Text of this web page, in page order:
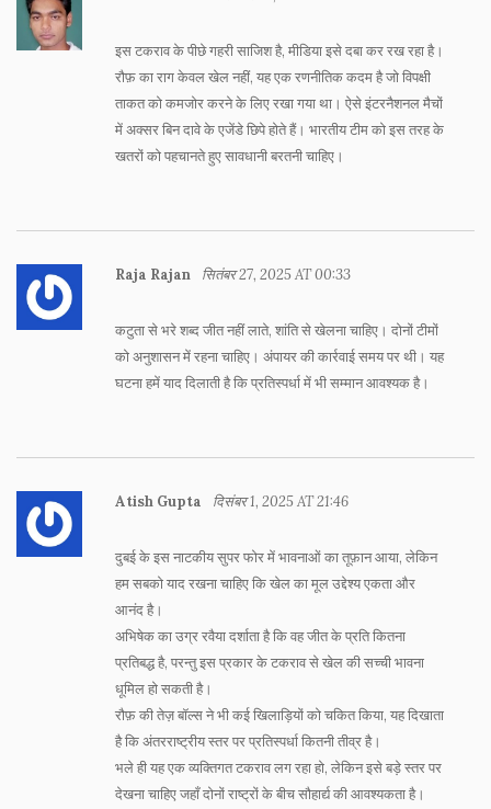
इस टकराव के पीछे गहरी साजिश है, मीडिया इसे दबा कर रख रहा है।
रौफ़ का राग केवल खेल नहीं, यह एक रणनीतिक कदम है जो विपक्षी
ताकत को कमजोर करने के लिए रखा गया था। ऐसे इंटरनैशनल मैचों
में अक्सर बिन दावे के एजेंडे छिपे होते हैं। भारतीय टीम को इस तरह के
खतरों को पहचानते हुए सावधानी बरतनी चाहिए।
Raja Rajan सितंबर 27, 2025 AT 00:33
कटुता से भरे शब्द जीत नहीं लाते, शांति से खेलना चाहिए। दोनों टीमों
को अनुशासन में रहना चाहिए। अंपायर की कार्रवाई समय पर थी। यह
घटना हमें याद दिलाती है कि प्रतिस्पर्धा में भी सम्मान आवश्यक है।
Atish Gupta दिसंबर 1, 2025 AT 21:46
दुबई के इस नाटकीय सुपर फोर में भावनाओं का तूफ़ान आया, लेकिन
हम सबको याद रखना चाहिए कि खेल का मूल उद्देश्य एकता और
आनंद है।
अभिषेक का उग्र रवैया दर्शाता है कि वह जीत के प्रति कितना
प्रतिबद्ध है, परन्तु इस प्रकार के टकराव से खेल की सच्ची भावना
धूमिल हो सकती है।
रौफ़ की तेज़ बॉल्स ने भी कई खिलाड़ियों को चकित किया, यह दिखाता
है कि अंतरराष्ट्रीय स्तर पर प्रतिस्पर्धा कितनी तीव्र है।
भले ही यह एक व्यक्तिगत टकराव लग रहा हो, लेकिन इसे बड़े स्तर पर
देखना चाहिए जहाँ दोनों राष्ट्रों के बीच सौहार्द्य की आवश्यकता है।